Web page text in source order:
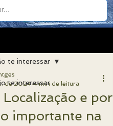
te interessar
te interessar
e por
importante na
de 2024 4 min de leitura